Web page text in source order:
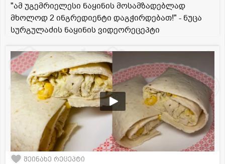
"ამ უგემრიელესი ნაყინის მოსამზადებლად
მხოლოდ 2 ინგრედიენტი დაგჭირდებათ!" - ნუცა
სურგულაძის ნაყინის ვიდეორეცეპტი
შეინახე რეცეპტი